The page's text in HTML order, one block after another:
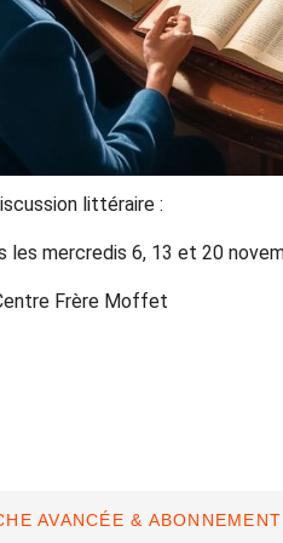
littéraire :
les mercredis 6, 13 et 20
Frère Moffet
AVANCÉE & ABONNEMENT